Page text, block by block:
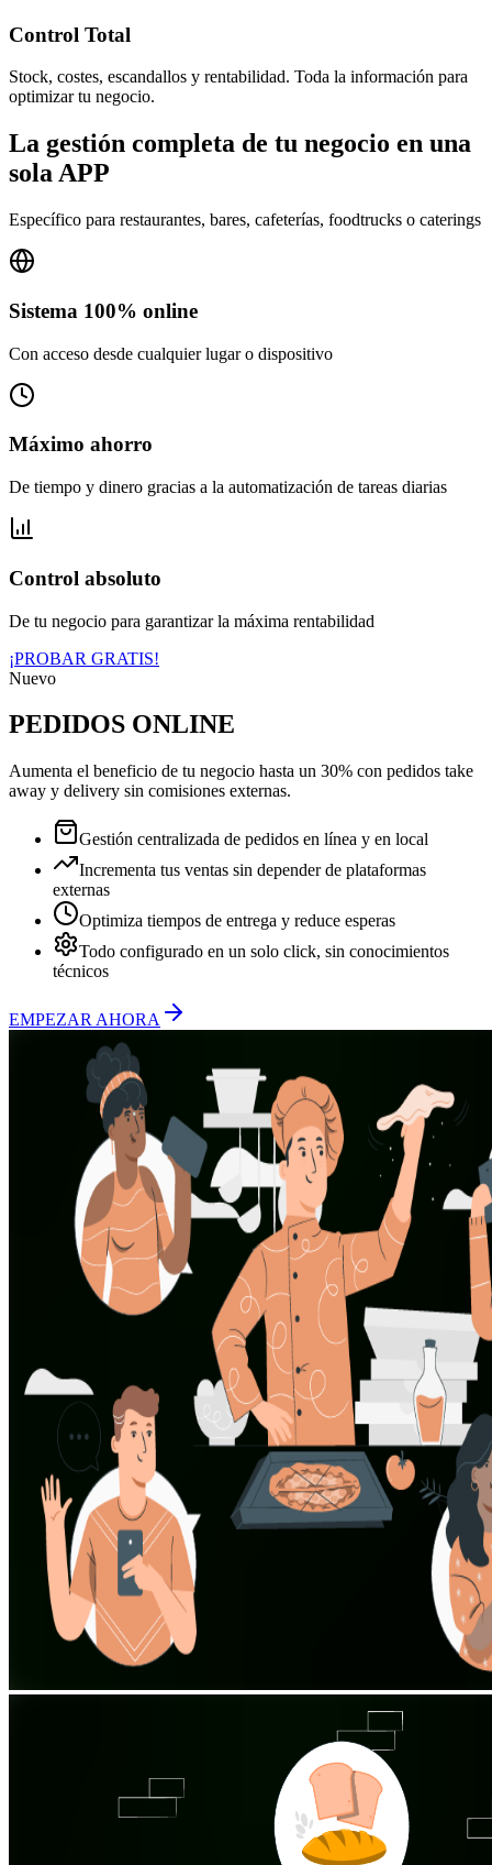
Control Total
Stock, costes, escandallos y rentabilidad. Toda la información para
optimizar tu negocio.
La gestión completa de tu negocio en una
sola APP
Específico para restaurantes, bares, cafeterías, foodtrucks o caterings
Sistema 100% online
Con acceso desde cualquier lugar o dispositivo
Máximo ahorro
De tiempo y dinero gracias a la automatización de tareas diarias
Control absoluto
De tu negocio para garantizar la máxima rentabilidad
¡PROBAR GRATIS!
Nuevo
PEDIDOS ONLINE
Aumenta el beneficio de tu negocio hasta un 30% con pedidos take
away y delivery sin comisiones externas.
Gestión centralizada de pedidos en línea y en local
Incrementa tus ventas sin depender de plataformas
externas
Optimiza tiempos de entrega y reduce esperas
Todo configurado en un solo click, sin conocimientos
técnicos
EMPEZAR AHORA